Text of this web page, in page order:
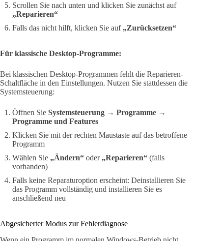
Scrollen Sie nach unten und klicken Sie zunächst auf
„Reparieren“
Falls das nicht hilft, klicken Sie auf „Zurücksetzen“
Für klassische Desktop-Programme:
Bei klassischen Desktop-Programmen fehlt die Reparieren-
Schaltfläche in den Einstellungen. Nutzen Sie stattdessen die
Systemsteuerung:
Öffnen Sie Systemsteuerung → Programme →
Programme und Features
Klicken Sie mit der rechten Maustaste auf das betroffene
Programm
Wählen Sie „Ändern“ oder „Reparieren“ (falls
vorhanden)
Falls keine Reparaturoption erscheint: Deinstallieren Sie
das Programm vollständig und installieren Sie es
anschließend neu
Abgesicherter Modus zur Fehlerdiagnose